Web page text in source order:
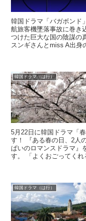
韓国ドラマ「バガボンド
航旅客機墜落事故に巻き
つけた巨大な国の陰謀の
スンギさんとmiss A出身
韓国ドラマ（は行）
5月22日に韓国ドラマ「
す！ 『ある春の日、2人
ぱいのロマンスドラマ』
す。 「よくおごってくれ
韓国ドラマ（は行）